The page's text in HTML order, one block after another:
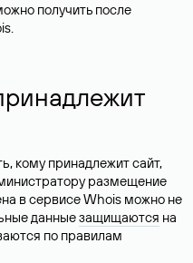
получить после
кому принадлежит сайт,
размещение
в сервисе Whois можно не
данныезащищаются на
по правилам